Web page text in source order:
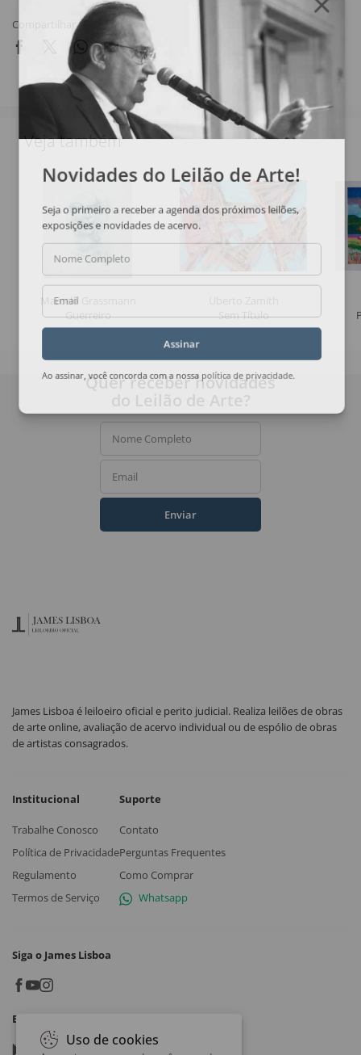
Compartilhar
Veja também
Marcelo Grassmann
Guerreiro
Sem Título
Novidades do Leilão de Arte!
Seja o primeiro a receber a agenda dos próximos leilões,
exposições e novidades de acervo.
Nome Completo
Email
Assinar
Ao assinar, você concorda com a nossapolítica de privacidade
Quer receber novidades
Nome Completo
Email
Enviar
James Lisboa é leiloeiro oficial e perito judicial. Realiza leilões de obras
de arte online, avaliação de acervo individual ou de espólio de obras
de artistas consagrados.
Institucional
Trabalhe Conosco
Política de Privacidade
Regulamento
Termos de Serviço
Suporte
Contato
Perguntas Frequentes
Como Comprar
Whatsapp
Siga o James Lisboa
Baixe o App
Google play
Uso de cookies